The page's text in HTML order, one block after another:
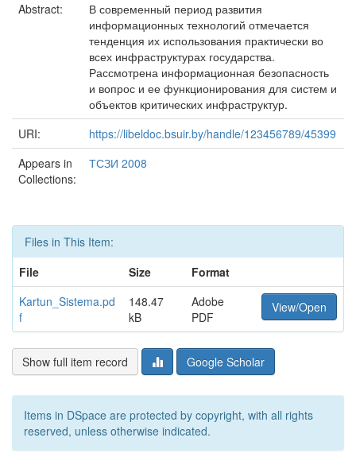
Abstract:
В современный период развития
информационных технологий отмечается
тенденция их использования практически во
всех инфраструктурах государства.
Рассмотрена информационная безопасность
и вопрос и ее функционирования для систем и
объектов критических инфраструктур.
URI:
https://libeldoc.bsuir.by/handle/123456789/45399
Appears in
Collections:
ТСЗИ 2008
Files in This Item:
File
Size
Format
Kartun_Sistema.pd
f
148.47
kB
Adobe
PDF
View/Open
Show full item record Google Scholar
Items in DSpace are protected by copyright, with all rights
reserved, unless otherwise indicated.